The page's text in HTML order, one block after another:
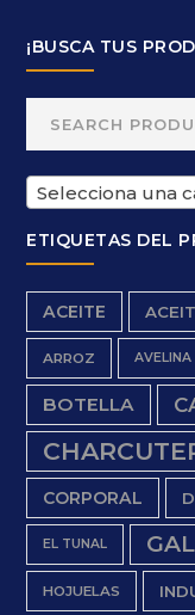
¡BUSCA TUS
Selecciona una
ETIQUETAS DEL
ACEITE
ARROZ AVELINA
BOTELLA
CORPORAL
EL TUNAL
HOJUELAS